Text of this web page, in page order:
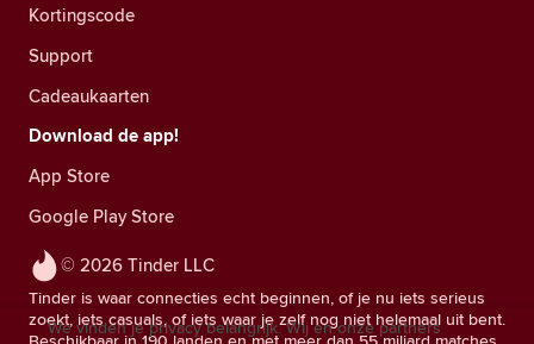
© 2026 Tinder LLC
Tinder is waar connecties echt beginnen, of je nu iets serieus
zoekt, iets casuals, of iets waar je zelf nog niet helemaal uit bent.
Kortingscode
Support
Cadeaukaarten
Download de app!
App Store
Google Play Store
We vinden je privacy belangrijk. Wij en onze partners